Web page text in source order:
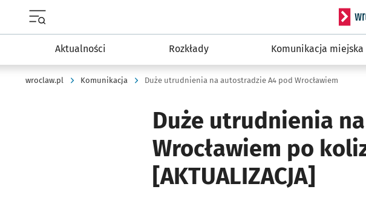
Aktualności Rozkłady Komunikacja miejska
wroclaw.pl Komunikacja Duże utrudnienia na autostradzie A4 pod Wrocławiem
Duże utrudnienia
Wrocławiem po
[AKTUALIZACJA]